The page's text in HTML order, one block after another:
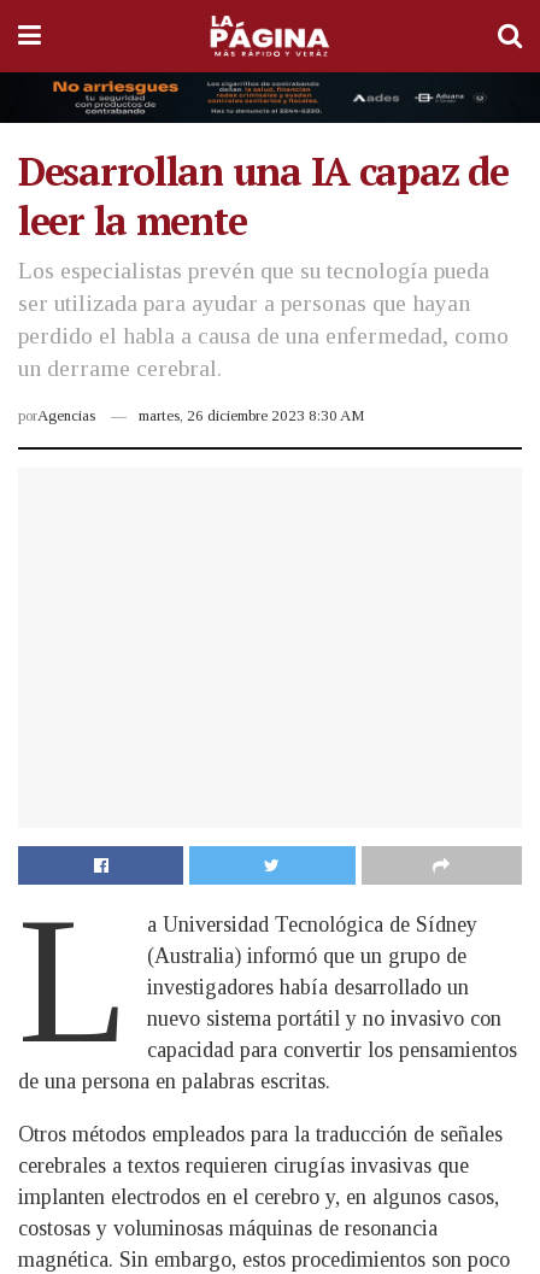
Desarrollan una IA capaz de
leer la mente
Los especialistas prevén que su tecnología pueda
ser utilizada para ayudar a personas que hayan
perdido el habla a causa de una enfermedad, como
un derrame cerebral.
porAgencias martes, 26 diciembre 2023 8:30 AM
L
a Universidad Tecnológica de Sídney
(Australia) informó que un grupo de
investigadores había desarrollado un
nuevo sistema portátil y no invasivo con
capacidad para convertir los pensamientos
de una persona en palabras escritas.
Otros métodos empleados para la traducción de señales
cerebrales a textos requieren cirugías invasivas que
implanten electrodos en el cerebro y, en algunos casos,
costosas y voluminosas máquinas de resonancia
magnética. Sin embargo, estos procedimientos son poco